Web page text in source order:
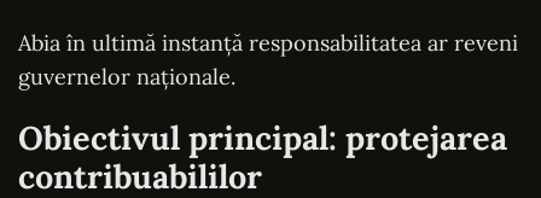
Abia în ultimă instanță responsabilitatea ar reveni
guvernelor naționale.
Obiectivul principal: protejarea
contribuabililor